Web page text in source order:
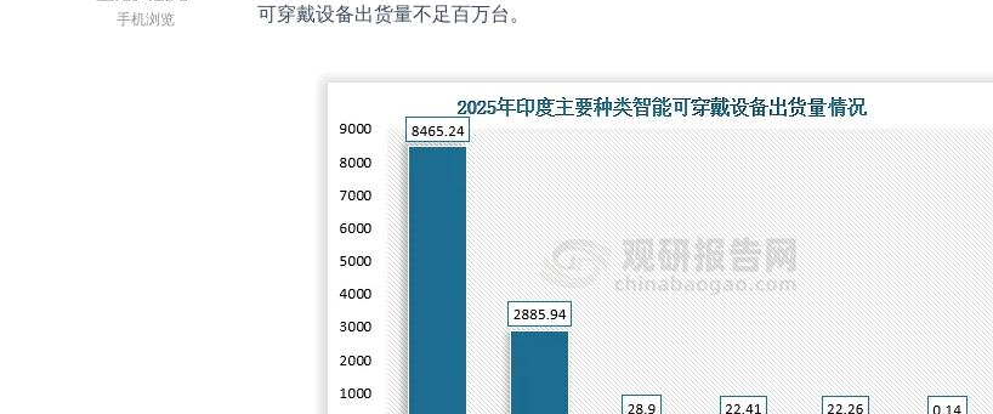
手机浏览
可穿戴设备出货量不足百万台。